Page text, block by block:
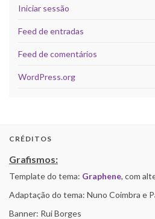
Iniciar sessão
Feed de entradas
Feed de comentários
WordPress.org
CRÉDITOS
Grafismos:
Template do tema: Graphene, com
Adaptação do tema: Nuno Coimbra e
Banner: Rui Borges